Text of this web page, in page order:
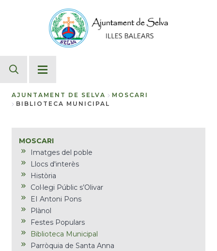
AJUNTAMENT DE SELVA
MOSCARI
BIBLIOTECA MUNICIPAL
MOSCARI
Imatges del poble
Llocs d'interès
Història
Col·legi Públic s’Olivar
EI Antoni Pons
Plànol
Festes Populars
Biblioteca Municipal
Parròquia de Santa Anna